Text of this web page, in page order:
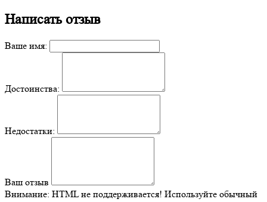
Написать отзыв
Ваше имя:
Достоинства:
Недостатки:
Ваш отзыв
Внимание: HTML не поддерживается! Используйте обычный